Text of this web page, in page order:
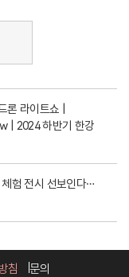
론 라이트쇼 |
| 2024 하반기 한강
험 전시 선보인다…
침 문의